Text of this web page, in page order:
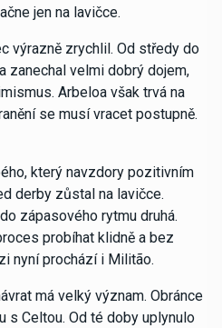
jen na lavičce.
výrazně zrychlil. Od středy do
zanechal velmi dobrý dojem,
Arbeloa však trvá na
se musí vracet postupně.
který navzdory pozitivním
derby zůstal na lavičce.
zápasového rytmu druhá.
probíhat klidně a bez
nyní prochází i Militão.
má velký význam. Obránce
s Celtou. Od té doby uplynulo